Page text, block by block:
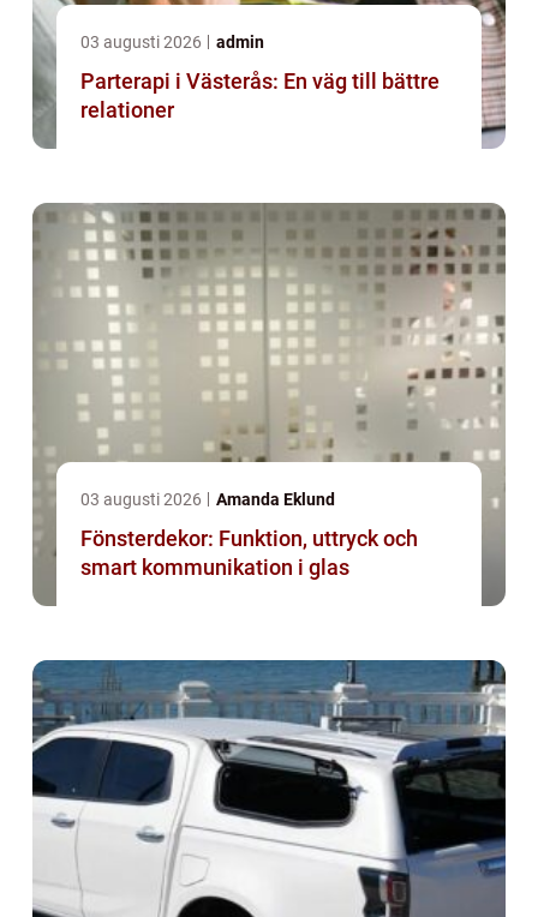
03 augusti 2026 admin
Parterapi i Västerås: En väg till bättre
relationer
03 augusti 2026 Amanda Eklund
Fönsterdekor: Funktion, uttryck och
smart kommunikation i glas